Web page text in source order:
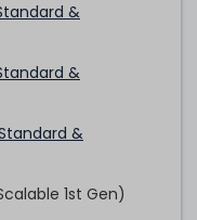
&
&
&
1st Gen)